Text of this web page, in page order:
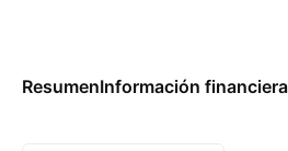
ResumenInformación financiera